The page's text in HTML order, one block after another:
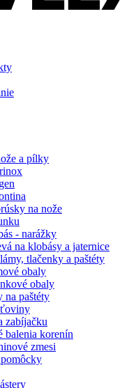
a pílky
na nože
- narážky
na klobásy a jaternice
tlačenky a paštéty
obaly
obaly
na paštéty
zabíjačku
balenia korenín
zmesi